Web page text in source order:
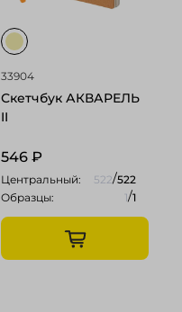
33904
Скетчбук АКВАРЕЛЬ
II
546 ₽
Центральный: 522/522
Образцы:
1/1